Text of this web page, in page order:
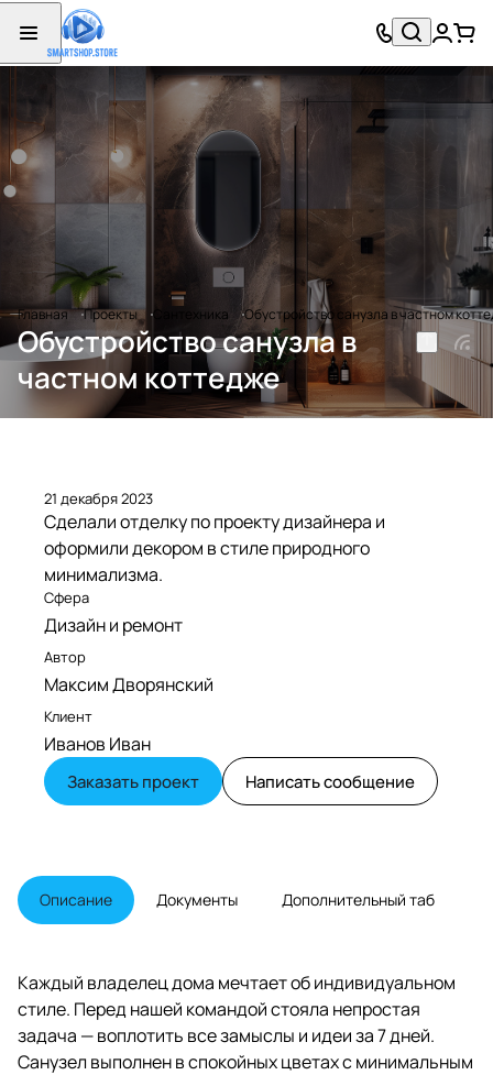
Главная Проекты Сантехника Обустройство санузла в частном
Обустройство санузла в
частном коттедже
21 декабря 2023
Сделали отделку по проекту дизайнера и
оформили декором в стиле природного
минимализма.
Сфера
Дизайн и ремонт
Автор
Максим Дворянский
Клиент
Иванов Иван
Заказать проект Написать сообщение
Описание Документы Дополнительный таб
Каждый владелец дома мечтает об индивидуальном
стиле. Перед нашей командой стояла непростая
задача — воплотить все замыслы и идеи за 7 дней.
Санузел выполнен в спокойных цветах с минимальным